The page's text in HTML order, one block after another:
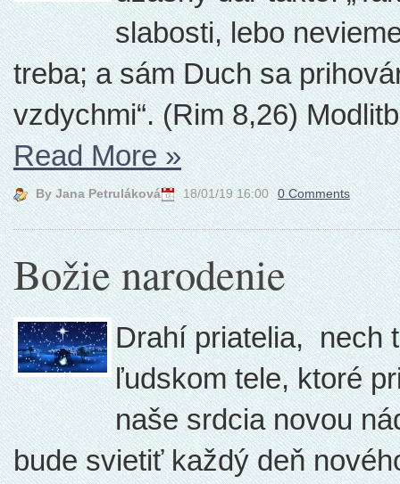
slabosti, lebo
treba; a sám Duch sa
vzdychmi“. (Rim 8,26)
Read More»
By Jana Petruláková 18/01/19 16:00 0 Comments
Božie narodenie
Drahí priatelia, nech
ľudskom tele, ktoré
naše srdcia novou
bude svietiť každý deň